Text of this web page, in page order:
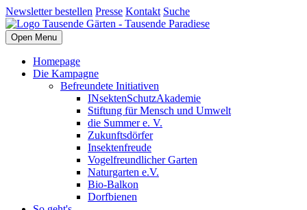
Newsletter bestellen Presse Kontakt Suche
Open Menu
Homepage
Die Kampagne
Befreundete Initiativen
INsektenSchutzAkademie
Stiftung für Mensch und Umwelt
die Summer e. V.
Zukunftsdörfer
Insektenfreude
Vogelfreundlicher Garten
Naturgarten e.V.
Bio-Balkon
Dorfbienen